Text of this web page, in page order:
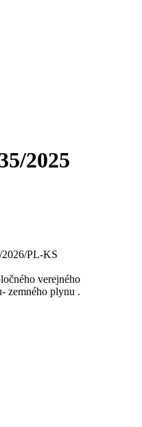
2025
PL-KS
verejného
zemného plynu .